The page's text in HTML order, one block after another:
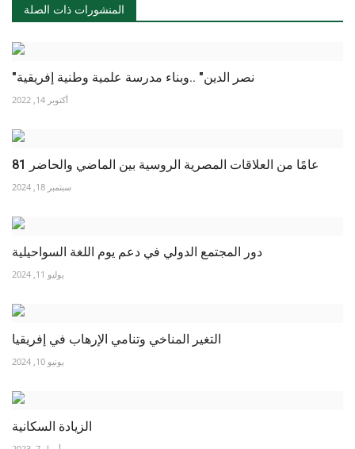
المنشورات ذات الصلة
"نصر الدين" ..وبناء مدرسة علمية وطنية إفريقية
أكتوبر 14, 2022
81 عامًا من العلاقات المصرية الروسية بين الماضي والحاضر
سبتمبر 18, 2024
دور المجتمع الدولي في دعم يوم اللغة السواحيلية
يوليو 11, 2024
التغير المناخي وتنامي الإرهاب في إفريقيا
يونيو 10, 2024
الزيادة السكانية